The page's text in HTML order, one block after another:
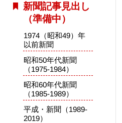
新聞記事見出し
（準備中）
1974（昭和49）年
以前新聞
昭和50年代新聞
（1975-1984）
昭和60年代新聞
（1985-1989）
平成・新聞（1989-
2019）